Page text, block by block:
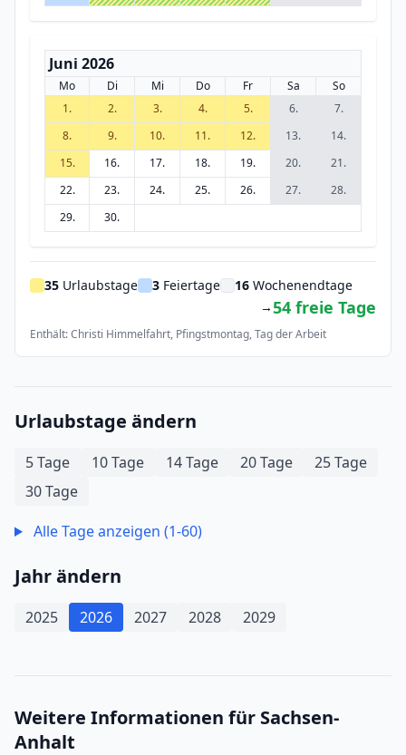
Juni 2026
Mo Di Mi Do Fr Sa
So
1.
2. 3. 4. 5. 6.
7.
8.
9. 10. 11. 12. 13.
14.
15.
16. 17. 18. 19. 20.
21.
22.
23. 24. 25. 26. 27.
28.
29.
30.
35 Urlaubstage 3 Feiertage 16 Wochenendtage
→54 freie Tage
Enthält: Christi Himmelfahrt, Pfingstmontag, Tag der Arbeit
Urlaubstage ändern
5 Tage 10 Tage 14 Tage 20 Tage
25 Tage
30 Tage
Alle Tage anzeigen (1-60)
Jahr ändern
2025 2026 2027 2028 2029
Weitere Informationen für Sachsen-
Anhalt